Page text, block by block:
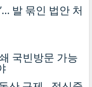
발 묶인 법안 처
국빈방문 가능